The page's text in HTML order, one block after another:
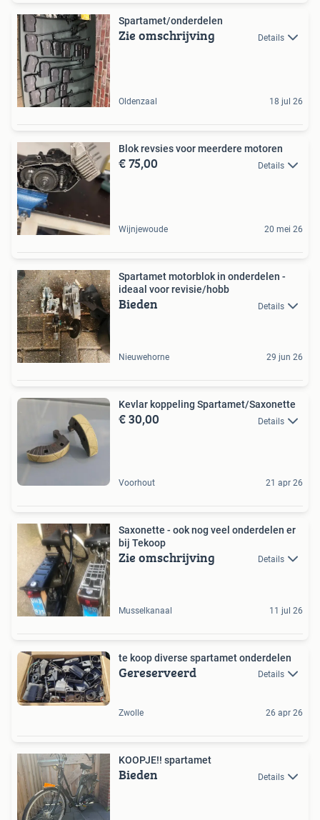
Spartamet/onderdelen
Zie omschrijving Details
Oldenzaal 18 jul 26
Blok revsies voor meerdere motoren
€ 75,00 Details
Wijnjewoude 20 mei 26
Spartamet motorblok in onderdelen -
ideaal voor revisie/hobb
Bieden Details
Nieuwehorne 29 jun 26
Kevlar koppeling Spartamet/Saxonette
€ 30,00 Details
Voorhout 21 apr 26
Saxonette - ook nog veel onderdelen er
bij Tekoop
Zie omschrijving Details
Musselkanaal 11 jul 26
te koop diverse spartamet onderdelen
Gereserveerd Details
Zwolle 26 apr 26
KOOPJE!! spartamet
Bieden Details